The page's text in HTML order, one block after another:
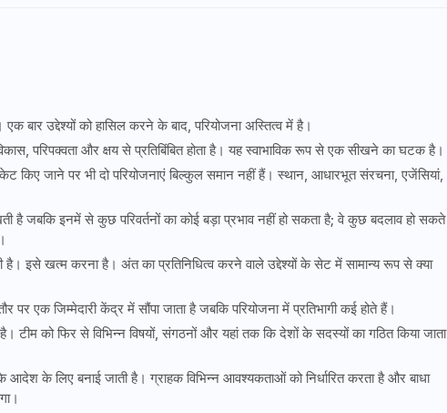
बार उद्देश्यों को हासिल करने के बाद, परियोजना अस्तित्व में है।
परिपक्वता और क्षय से प्रतिबिंबित होता है। यह स्वाभाविक रूप से एक सीखने का घटक है।
किए जाने पर भी दो परियोजनाएं बिल्कुल समान नहीं हैं। स्थान, आधारभूत संरचना, एजेंसियां,
है जबकि इनमें से कुछ परिवर्तनों का कोई बड़ा प्रभाव नहीं हो सकता है; वे कुछ बदलाव हो सकते
है। इसे खत्म करना है। अंत का प्रतिनिधित्व करने वाले उद्देश्यों के सेट में सामान्य रूप से क्या
एक जिम्मेदारी केंद्र में सौंपा जाता है जबकि परियोजना में प्रतिभागी कई होते हैं।
टीम को फिर से विभिन्न विषयों, संगठनों और यहां तक ​​कि देशों के सदस्यों का गठित किया जाता
के लिए बनाई जाती है। ग्राहक विभिन्न आवश्यकताओं को निर्धारित करता है और बाधा